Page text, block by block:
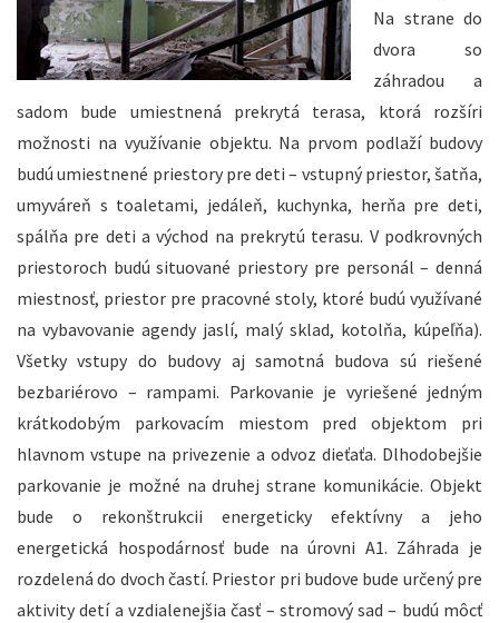
Na strane do
dvora so
záhradou a
sadom bude umiestnená prekrytá terasa, ktorá rozšíri
možnosti na využívanie objektu. Na prvom podlaží budovy
budú umiestnené priestory pre deti – vstupný priestor, šatňa,
umyváreň s toaletami, jedáleň, kuchynka, herňa pre deti,
spálňa pre deti a východ na prekrytú terasu. V podkrovných
priestoroch budú situované priestory pre personál – denná
miestnosť, priestor pre pracovné stoly, ktoré budú využívané
na vybavovanie agendy jaslí, malý sklad, kotolňa, kúpeľňa).
Všetky vstupy do budovy aj samotná budova sú riešené
bezbariérovo – rampami. Parkovanie je vyriešené jedným
krátkodobým parkovacím miestom pred objektom pri
hlavnom vstupe na privezenie a odvoz dieťaťa. Dlhodobejšie
parkovanie je možné na druhej strane komunikácie. Objekt
bude o rekonštrukcii energeticky efektívny a jeho
energetická hospodárnosť bude na úrovni A1. Záhrada je
rozdelená do dvoch častí. Priestor pri budove bude určený pre
aktivity detí a vzdialenejšia časť – stromový sad – budú môcť